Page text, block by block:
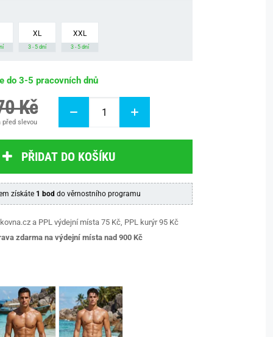
XL
3 - 5 dní
XXL
3 - 5 dní
do 3-5 pracovních dnů
Kč
před slevou
PŘIDAT DO KOŠÍKU
získáte 1 bod do věrnostního programu
a PPL výdejní místa 75 Kč, PPL kurýr 95 Kč
zdarma na výdejní místa nad 900 Kč